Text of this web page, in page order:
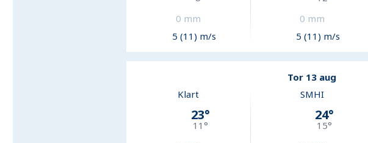
0 mm
5 (11) m/s
0 mm
5 (11) m/s
Tor 13 aug
Klart
23°
11 °
SMHI
24°
15°